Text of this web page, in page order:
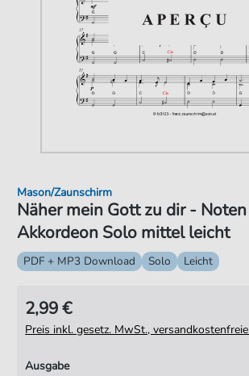
Näher mein Gott zu dir -
Akkordeon Solo mittel leicht
Mason/Zaunschirm
PDF + MP3 Download Solo Leicht
2,99 €
Preis inkl. gesetz. MwSt.,
Ausgabe